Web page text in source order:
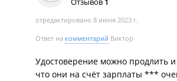
отредактировано 8 июня 2023 г.
Ответ на комментарий Виктор
Удостоверение можно продлить
что они на счёт зарплаты ***